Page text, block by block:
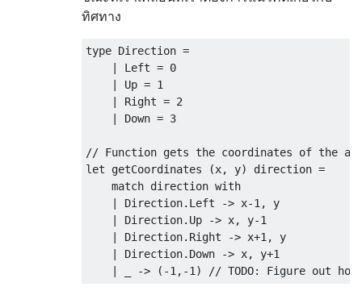
ทิศทาง
type Direction =
    | Left = 0
    | Up = 1
    | Right = 2
    | Down = 3
// Function gets the coordinates of the
let getCoordinates (x, y) direction =
    match direction with
    | Direction.Left -> x-1, y
    | Direction.Up -> x, y-1
    | Direction.Right -> x+1, y
    | Direction.Down -> x, y+1